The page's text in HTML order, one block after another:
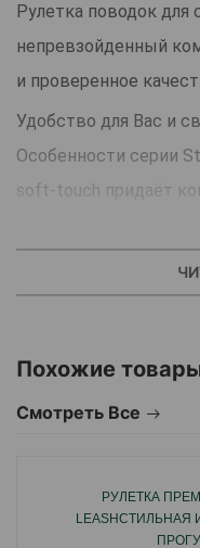
Рулетка поводок для
непревзойденный
и проверенное
Удобство для Вас и
Особенности серии
soft-touch придаёт
Маленький размер
Запатентованная
контролировать
движением пальца.
На собаку весом до
Вес рулетки: 117,8 г.
Похожие
Смотреть Все
РУЛЕТКА